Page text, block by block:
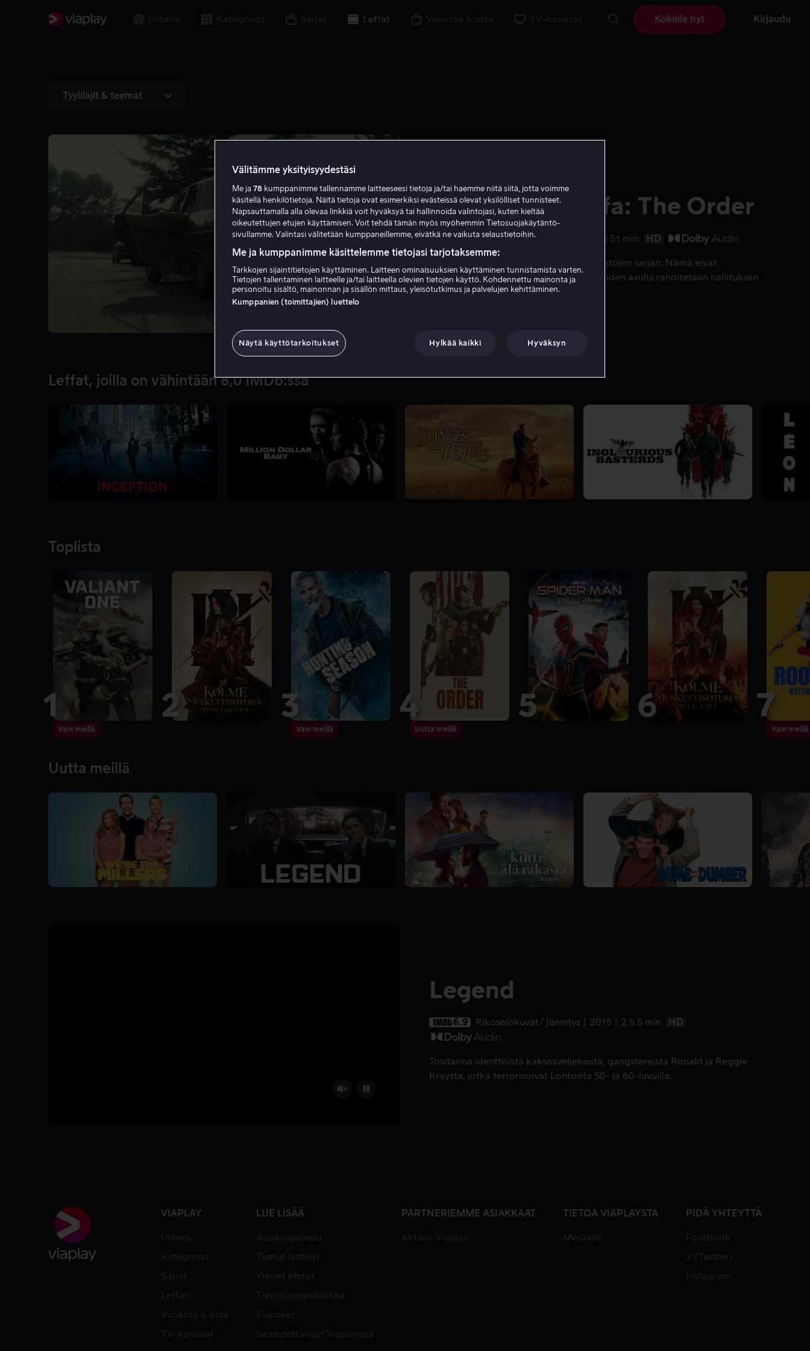
Urheilu Kategoriat Sarjat Leffat Vuokraa & osta TV-kanavat Kokeile nyt Kirjaudu
Tyylilajit & teemat
Viikonlopun leffa: The Order
6.8 Draama Jännitys 1 h 51 min HD
FBI-agentti kiirehtii pysäyttääkseen ryöstöjen sarjan. Nämä eivät
kuitenkaan ole tavallisia ryöstöjä, sillä niiden avulla rahoitetaan hallituksen
vastaista salaliittoa.
Leffat, joilla on vähintään 8,0 IMDb:ssä
Toplista
1
Vain meillä
2 3
Vain meillä
4
Uutta meillä
5 6 7
Vain meillä
Uutta meillä
Legend
6.9 Rikoselokuvat Jännitys 2015 2 h 5 min HD
Tositarina identtisistä kaksosveljeksistä, gangstereista Ronald ja Reggie
Kraysta, jotka terrorisoivat Lontoota 50- ja 60-luvuilla.
VIAPLAY
Urheilu
Kategoriat
Sarjat
Leffat
Vuokraa & osta
TV-kanavat
LUE LISÄÄ
Asiakaspalvelu
Tuetut laitteet
Yleiset ehdot
Tietosuojapolitiikka
Evästeet
Saavutettavuus Viaplayssa
PARTNERIEMME ASIAKKAAT
Aktivoi Viaplay
TIETOA VIAPLAYSTA
Medialle
PIDÄ YHTEYTTÄ
Facebook
X (Twitter)
Instagram
Välitämme yksityisyydestäsi
Me ja 78 kumppanimme tallennamme laitteeseesi tietoja ja/tai haemme niitä siitä, jotta voimme
käsitellä henkilötietoja. Näitä tietoja ovat esimerkiksi evästeissä olevat yksilölliset tunnisteet.
Napsauttamalla alla olevaa linkkiä voit hyväksyä tai hallinnoida valintojasi, kuten kieltää
oikeutettujen etujen käyttämisen. Voit tehdä tämän myös myöhemmin Tietosuojakäytäntö-
sivullamme. Valintasi välitetään kumppaneillemme, eivätkä ne vaikuta selaustietoihin.
Me ja kumppanimme käsittelemme tietojasi tarjotaksemme:
Tarkkojen sijaintitietojen käyttäminen. Laitteen ominaisuuksien käyttäminen tunnistamista varten.
Tietojen tallentaminen laitteelle ja/tai laitteella olevien tietojen käyttö. Kohdennettu mainonta ja
personoitu sisältö, mainonnan ja sisällön mittaus, yleisötutkimus ja palvelujen kehittäminen.
Kumppanien (toimittajien) luettelo
Näytä käyttötarkoitukset Hylkää kaikki Hyväksyn